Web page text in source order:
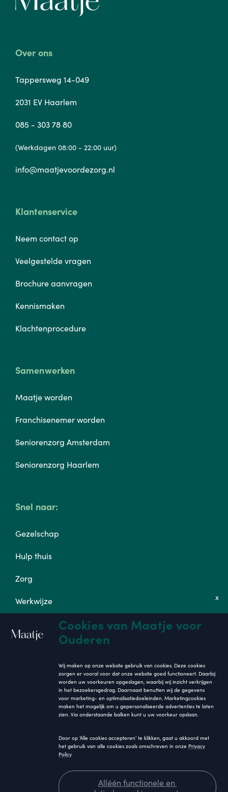
x
Cookies van Maatje voor
Ouderen
Wij maken op onze website gebruik van cookies. Deze cookies
zorgen er vooral voor dat onze website goed functioneert. Daarbij
worden uw voorkeuren opgeslagen, waarbij wij inzicht verkrijgen
in het bezoekersgedrag. Daarnaast benutten wij de gegevens
voor marketing- en optimalisatiedoeleinden. Marketingcookies
maken het mogelijk om u gepersonaliseerde advertenties te laten
zien. Via onderstaande balken kunt u uw voorkeur opslaan.
Door op ‘Alle cookies accepteren’ te klikken, gaat u akkoord met
het gebruik van alle cookies zoals omschreven in onze Privacy
Policy
Alléén functionele en
Over ons
Tappersweg 14-049
2031 EV Haarlem
085 - 303 78 80
(Werkdagen 08:00 - 22:00 uur)
info@maatjevoordezorg.nl
Klantenservice
Neem contact op
Veelgestelde vragen
Brochure aanvragen
Kennismaken
Klachtenprocedure
Samenwerken
Maatje worden
Franchisenemer worden
Seniorenzorg Amsterdam
Seniorenzorg Haarlem
Snel naar:
Gezelschap
Hulp thuis
Zorg
Werkwijze
Op de hoogte blijven
Inschrijven
2026. Maatje. Alle rechten voorbehouden